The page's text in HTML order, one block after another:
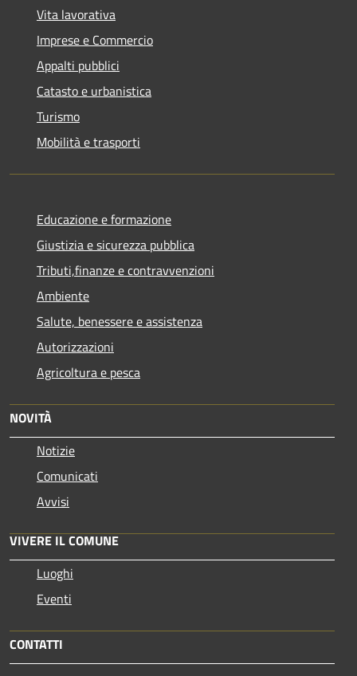
Vita lavorativa
Imprese e Commercio
Appalti pubblici
Catasto e urbanistica
Turismo
Mobilità e trasporti
Educazione e formazione
Giustizia e sicurezza pubblica
Tributi,finanze e contravvenzioni
Ambiente
Salute, benessere e assistenza
Autorizzazioni
Agricoltura e pesca
NOVITÀ
Notizie
Comunicati
Avvisi
VIVERE IL COMUNE
Luoghi
Eventi
CONTATTI